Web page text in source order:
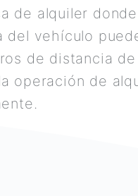
de alquiler
del vehículo
de distancia de
operación de